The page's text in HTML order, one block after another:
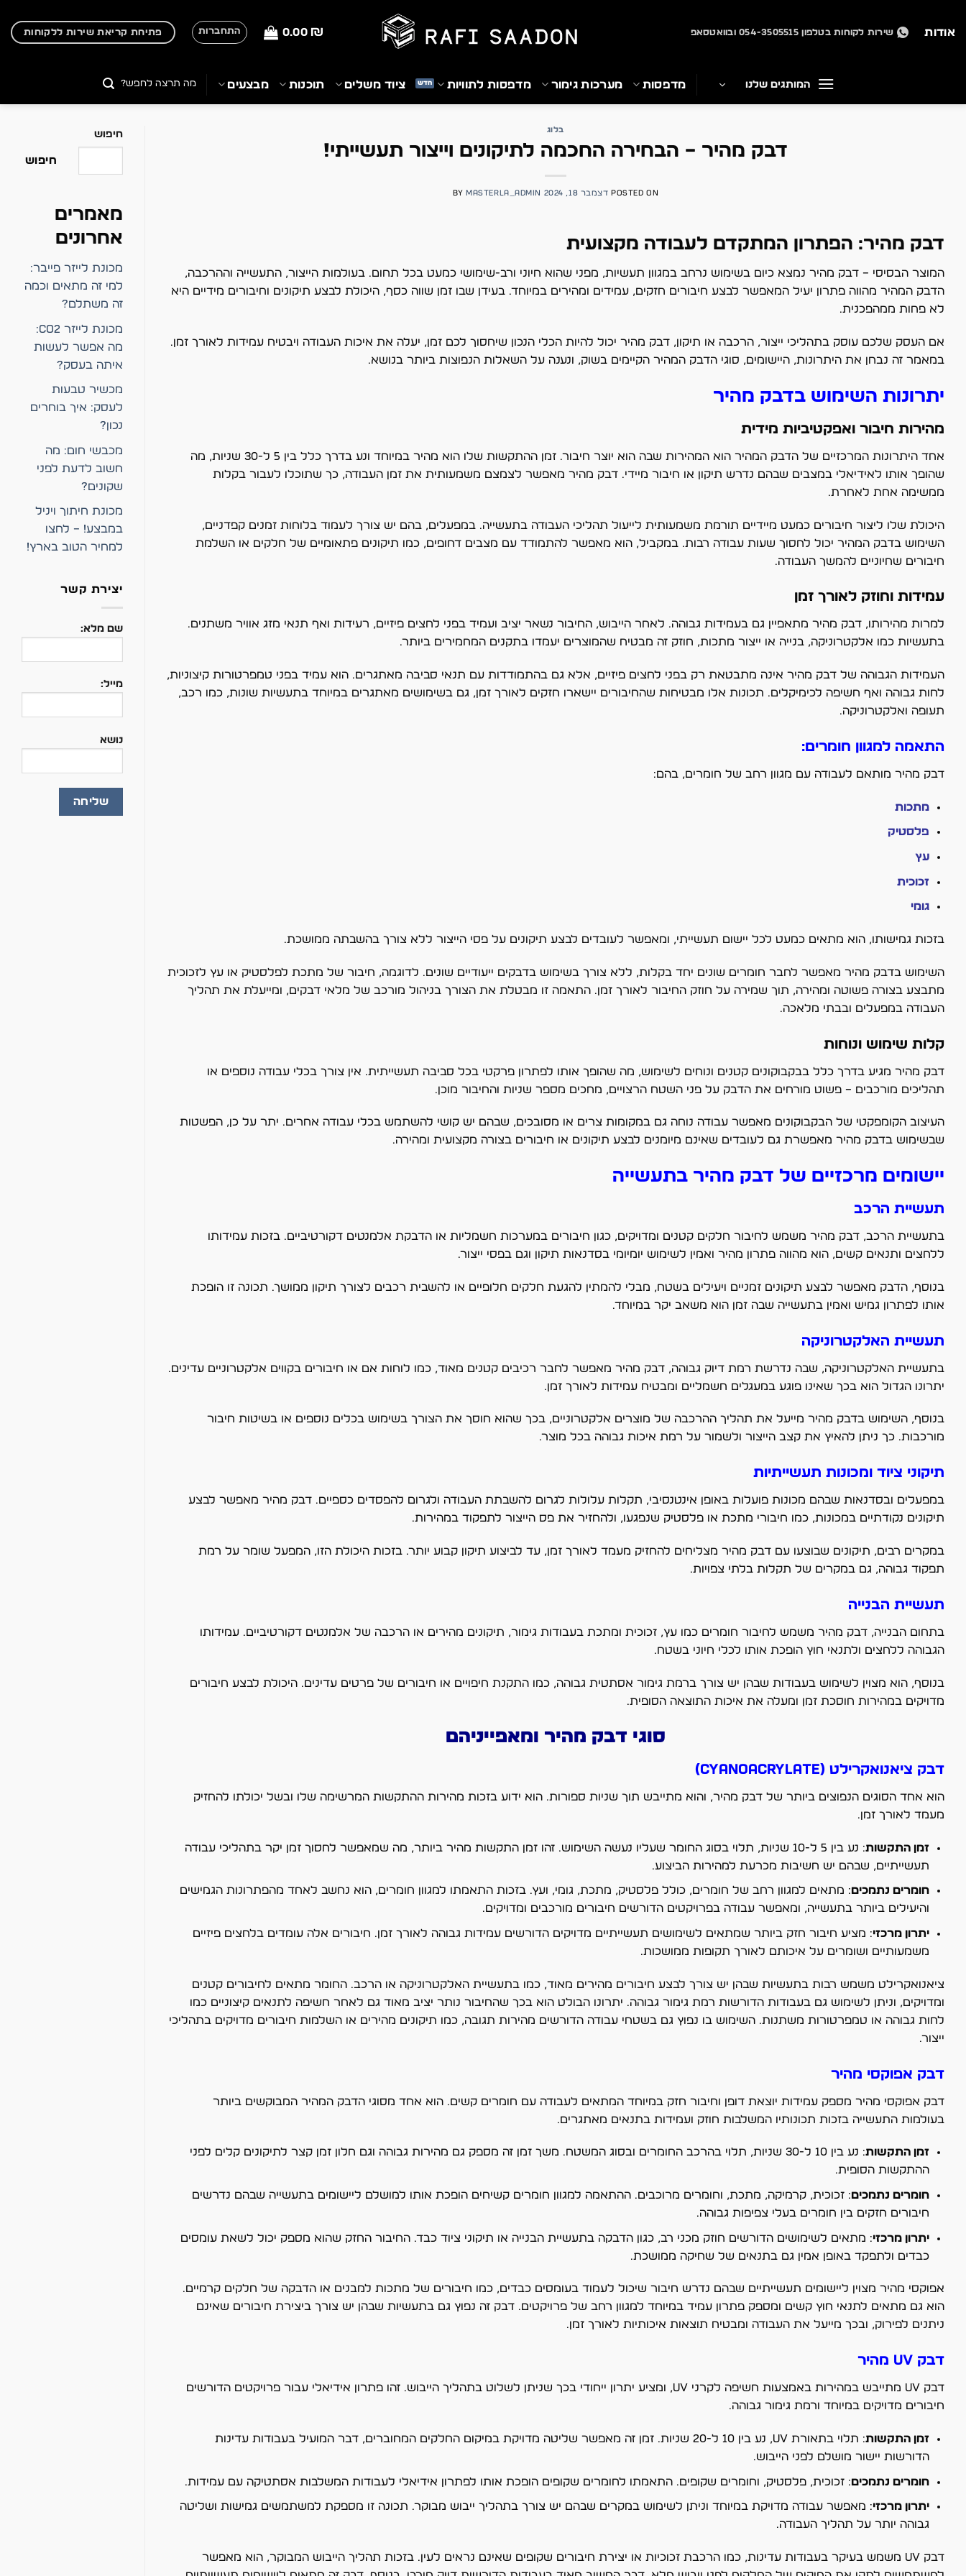
אודות שירות לקוחות בטלפון 054-3505515 ובוואטסאפ 0.00 ₪ התחברות פתיחת קריאת שירות ללקוחות
המותגים שלנו מדפסות מערכות גימור מדפסות לתוויות ציוד משלים תוכנות מבצעים
בלוג
דבק מהיר – הבחירה החכמה לתיקונים וייצור תעשייתי!
POSTED ON דצמבר 18, 2024 BY MASTERLA_ADMIN
דבק מהיר: הפתרון המתקדם לעבודה מקצועית
המוצר הבסיסי – דבק מהיר נמצא כיום בשימוש נרחב במגוון תעשיות, מפני שהוא חיוני ורב-שימושי כמעט בכל תחום. בעולמות הייצור, התעשייה וההרכבה,
הדבק המהיר מהווה פתרון יעיל המאפשר לבצע חיבורים חזקים, עמידים ומהירים במיוחד. בעידן שבו זמן שווה כסף, היכולת לבצע תיקונים וחיבורים מידיים היא
לא פחות ממהפכנית.
אם העסק שלכם עוסק בתהליכי ייצור, הרכבה או תיקון, דבק מהיר יכול להיות הכלי הנכון שיחסוך לכם זמן, יעלה את איכות העבודה ויבטיח עמידות לאורך זמן.
במאמר זה נבחן את היתרונות, היישומים, סוגי הדבק המהיר הקיימים בשוק, ונענה על השאלות הנפוצות ביותר בנושא.
יתרונות השימוש בדבק מהיר
מהירות חיבור ואפקטיביות מידית
אחד היתרונות המרכזיים של הדבק המהיר הוא המהירות שבה הוא יוצר חיבור. זמן ההתקשות שלו הוא מהיר במיוחד ונע בדרך כלל בין 5 ל-30 שניות, מה
שהופך אותו לאידיאלי במצבים שבהם נדרש תיקון או חיבור מיידי. דבק מהיר מאפשר לצמצם משמעותית את זמן העבודה, כך שתוכלו לעבור בקלות
ממשימה אחת לאחרת.
היכולת שלו ליצור חיבורים כמעט מיידיים תורמת משמעותית לייעול תהליכי העבודה בתעשייה. במפעלים, בהם יש צורך לעמוד בלוחות זמנים קפדניים,
השימוש בדבק המהיר יכול לחסוך שעות עבודה רבות. במקביל, הוא מאפשר להתמודד עם מצבים דחופים, כמו תיקונים פתאומיים של חלקים או השלמת
חיבורים שחיוניים להמשך העבודה.
עמידות וחוזק לאורך זמן
למרות מהירותו, דבק מהיר מתאפיין גם בעמידות גבוהה. לאחר הייבוש, החיבור נשאר יציב ועמיד בפני לחצים פיזיים, רעידות ואף תנאי מזג אוויר משתנים.
בתעשיות כמו אלקטרוניקה, בנייה או ייצור מתכות, חוזק זה מבטיח שהמוצרים יעמדו בתקנים המחמירים ביותר.
העמידות הגבוהה של דבק מהיר אינה מתבטאת רק בפני לחצים פיזיים, אלא גם בהתמודדות עם תנאי סביבה מאתגרים. הוא עמיד בפני טמפרטורות קיצוניות,
לחות גבוהה ואף חשיפה לכימיקלים. תכונות אלו מבטיחות שהחיבורים יישארו חזקים לאורך זמן, גם בשימושים מאתגרים במיוחד בתעשיות שונות, כמו רכב,
תעופה ואלקטרוניקה.
התאמה למגוון חומרים:
דבק מהיר מותאם לעבודה עם מגוון רחב של חומרים, בהם:
מתכות
פלסטיק
עץ
זכוכית
גומי
בזכות גמישותו, הוא מתאים כמעט לכל יישום תעשייתי, ומאפשר לעובדים לבצע תיקונים על פסי הייצור ללא צורך בהשבתה ממושכת.
השימוש בדבק מהיר מאפשר לחבר חומרים שונים יחד בקלות, ללא צורך בשימוש בדבקים ייעודיים שונים. לדוגמה, חיבור של מתכת לפלסטיק או עץ לזכוכית
מתבצע בצורה פשוטה ומהירה, תוך שמירה על חוזק החיבור לאורך זמן. התאמה זו מבטלת את הצורך בניהול מורכב של מלאי דבקים, ומייעלת את תהליך
העבודה במפעלים ובבתי מלאכה.
קלות שימוש ונוחות
דבק מהיר מגיע בדרך כלל בבקבוקונים קטנים ונוחים לשימוש, מה שהופך אותו לפתרון פרקטי בכל סביבה תעשייתית. אין צורך בכלי עבודה נוספים או
תהליכים מורכבים – פשוט מורחים את הדבק על פני השטח הרצויים, מחכים מספר שניות והחיבור מוכן.
העיצוב הקומפקטי של הבקבוקונים מאפשר עבודה נוחה גם במקומות צרים או מסובכים, שבהם יש קושי להשתמש בכלי עבודה אחרים. יתר על כן, הפשטות
שבשימוש בדבק מהיר מאפשרת גם לעובדים שאינם מיומנים לבצע תיקונים או חיבורים בצורה מקצועית ומהירה.
יישומים מרכזיים של דבק מהיר בתעשייה
תעשיית הרכב
בתעשיית הרכב, דבק מהיר משמש לחיבור חלקים קטנים ומדויקים, כגון חיבורים במערכות חשמליות או הדבקת אלמנטים דקורטיביים. בזכות עמידותו
ללחצים ותנאים קשים, הוא מהווה פתרון מהיר ואמין לשימוש יומיומי בסדנאות תיקון וגם בפסי ייצור.
בנוסף, הדבק מאפשר לבצע תיקונים זמניים ויעילים בשטח, מבלי להמתין להגעת חלקים חלופיים או להשבית רכבים לצורך תיקון ממושך. תכונה זו הופכת
אותו לפתרון גמיש ואמין בתעשייה שבה זמן הוא משאב יקר במיוחד.
תעשיית האלקטרוניקה
בתעשיית האלקטרוניקה, שבה נדרשת רמת דיוק גבוהה, דבק מהיר מאפשר לחבר רכיבים קטנים מאוד, כמו לוחות אם או חיבורים בקווים אלקטרוניים עדינים.
יתרונו הגדול הוא בכך שאינו פוגע במעגלים חשמליים ומבטיח עמידות לאורך זמן.
בנוסף, השימוש בדבק מהיר מייעל את תהליך ההרכבה של מוצרים אלקטרוניים, בכך שהוא חוסך את הצורך בשימוש בכלים נוספים או בשיטות חיבור
מורכבות. כך ניתן להאיץ את קצב הייצור ולשמור על רמת איכות גבוהה בכל מוצר.
תיקוני ציוד ומכונות תעשייתיות
במפעלים ובסדנאות שבהם מכונות פועלות באופן אינטנסיבי, תקלות עלולות לגרום להשבתת העבודה ולגרום להפסדים כספיים. דבק מהיר מאפשר לבצע
תיקונים נקודתיים במכונות, כמו חיבורי מתכת או פלסטיק שנפגעו, ולהחזיר את פס הייצור לתפקוד במהירות.
במקרים רבים, תיקונים שבוצעו עם דבק מהיר מצליחים להחזיק מעמד לאורך זמן, עד לביצוע תיקון קבוע יותר. בזכות היכולת הזו, המפעל שומר על רמת
תפקוד גבוהה, גם במקרים של תקלות בלתי צפויות.
תעשיית הבנייה
בתחום הבנייה, דבק מהיר משמש לחיבור חומרים כמו עץ, זכוכית ומתכת בעבודות גימור, תיקונים מהירים או הרכבה של אלמנטים דקורטיביים. עמידותו
הגבוהה ללחצים ולתנאי חוץ הופכת אותו לכלי חיוני בשטח.
בנוסף, הוא מצוין לשימוש בעבודות שבהן יש צורך ברמת גימור אסתטית גבוהה, כמו התקנת חיפויים או חיבורים של פרטים עדינים. היכולת לבצע חיבורים
מדויקים במהירות חוסכת זמן ומעלה את איכות התוצאה הסופית.
סוגי דבק מהיר ומאפייניהם
דבק ציאנואקרילט (Cyanoacrylate)
הוא אחד הסוגים הנפוצים ביותר של דבק מהיר, והוא מתייבש תוך שניות ספורות. הוא ידוע בזכות מהירות ההתקשות המרשימה שלו ובשל יכולתו להחזיק
מעמד לאורך זמן.
זמן התקשות
: נע בין 5 ל-10 שניות, תלוי בסוג החומר שעליו נעשה השימוש. זהו זמן התקשות מהיר ביותר, מה שמאפשר לחסוך זמן יקר בתהליכי עבודה
תעשייתיים, שבהם יש חשיבות מכרעת למהירות הביצוע.
חומרים נתמכים: מתאים למגוון רחב של חומרים, כולל פלסטיק, מתכת, גומי, ועץ. בזכות התאמתו למגוון חומרים, הוא נחשב לאחד מהפתרונות הגמישים
והיעילים ביותר בתעשייה, ומאפשר עבודה בפרויקטים הדורשים חיבורים מורכבים ומדויקים.
יתרון מרכזי: מציע חיבור חזק ביותר שמתאים לשימושים תעשייתיים מדויקים הדורשים עמידות גבוהה לאורך זמן. חיבורים אלה עומדים בלחצים פיזיים
משמעותיים ושומרים על איכותם לאורך תקופות ממושכות.
ציאנואקרילט משמש רבות בתעשיות שבהן יש צורך לבצע חיבורים מהירים מאוד, כמו בתעשיית האלקטרוניקה או הרכב. החומר מתאים לחיבורים קטנים
ומדויקים, וניתן לשימוש גם בעבודות הדורשות רמת גימור גבוהה. יתרונו הבולט הוא בכך שהחיבור נותר יציב מאוד גם לאחר חשיפה לתנאים קיצוניים כמו
לחות גבוהה או טמפרטורות משתנות. השימוש בו נפוץ גם בשטחי עבודה הדורשים מהירות תגובה, כמו תיקונים מהירים או השלמות חיבורים מדויקים בתהליכי
ייצור.
דבק אפוקסי מהיר
דבק אפוקסי מהיר מספק עמידות יוצאת דופן וחיבור חזק במיוחד המתאים לעבודה עם חומרים קשים. הוא אחד מסוגי הדבק המהיר המבוקשים ביותר
בעולמות התעשייה בזכות תכונותיו המשלבות חוזק ועמידות בתנאים מאתגרים.
זמן התקשות
: נע בין 10 ל-30 שניות, תלוי בהרכב החומרים ובסוג המשטח. משך זמן זה מספק גם מהירות גבוהה וגם חלון זמן קצר לתיקונים קלים לפני
ההתקשות הסופית.
חומרים נתמכים: זכוכית, קרמיקה, מתכת, וחומרים מרוכבים. ההתאמה למגוון חומרים קשיחים הופכת אותו למושלם ליישומים בתעשייה שבהם נדרשים
חיבורים חזקים בין חומרים בעלי צפיפות גבוהה.
יתרון מרכזי: מתאים לשימושים הדורשים חוזק מכני רב, כגון הדבקה בתעשיית הבנייה או תיקוני ציוד כבד. החיבור החזק שהוא מספק יכול לשאת עומסים
כבדים ולתפקד באופן אמין גם בתנאים של שחיקה ממושכת.
אפוקסי מהיר מצוין ליישומים תעשייתיים שבהם נדרש חיבור שיכול לעמוד בעומסים כבדים, כמו חיבורים של מתכות למבנים או הדבקה של חלקים קרמיים.
הוא גם מתאים לתנאי חוץ קשים ומספק פתרון עמיד במיוחד למגוון רחב של פרויקטים. דבק זה נפוץ גם בתעשיות שבהן יש צורך ביצירת חיבורים שאינם
ניתנים לפירוק, ובכך מייעל את העבודה ומבטיח תוצאות איכותיות לאורך זמן.
דבק UV מהיר
דבק UV מתייבש במהירות באמצעות חשיפה לקרני UV, ומציע יתרון ייחודי בכך שניתן לשלוט בתהליך הייבוש. זהו פתרון אידיאלי עבור פרויקטים הדורשים
חיבורים מדויקים במיוחד ורמת גימור גבוהה.
זמן התקשות
: תלוי בתאורת UV, נע בין 10 ל-20 שניות. זמן זה מאפשר שליטה מדויקת במיקום החלקים המחוברים, דבר המועיל בעבודות עדינות
הדורשות יישור מושלם לפני הייבוש.
חומרים נתמכים: זכוכית, פלסטיק, וחומרים שקופים. התאמתו לחומרים שקופים הופכת אותו לפתרון אידיאלי לעבודות המשלבות אסתטיקה עם עמידות.
יתרון מרכזי: מאפשר עבודה מדויקת במיוחד וניתן לשימוש במקרים שבהם יש צורך בתהליך ייבוש מבוקר. תכונה זו מספקת למשתמשים גמישות ושליטה
גבוהה יותר על תהליך העבודה.
דבק UV משמש בעיקר בעבודות עדינות, כמו הרכבת זכוכיות או יצירת חיבורים שקופים שאינם נראים לעין. בזכות תהליך הייבוש המבוקר, הוא מאפשר
חיפוש
חיפוש
מאמרים
אחרונים
מכונת לייזר פייבר:
למי זה מתאים וכמה
זה משתלם?
מכונת לייזר CO2:
מה אפשר לעשות
איתה בעסק?
מכשיר טבעות
לעסק: איך בוחרים
נכון?
מכבשי חום: מה
חשוב לדעת לפני
שקונים?
מכונת חיתוך ויניל
במבצע! – לחצו
למחיר הטוב בארץ!
יצירת קשר
שם מלא:
מייל:
נושא